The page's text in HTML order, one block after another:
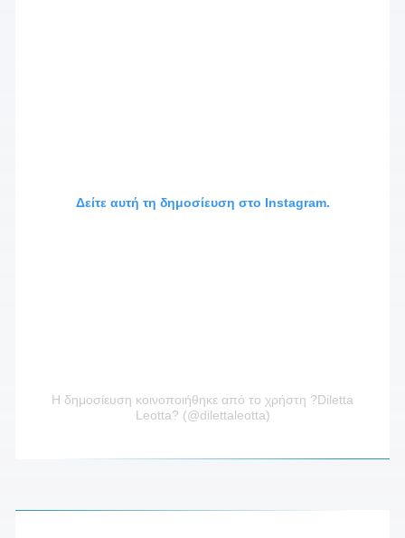
Δείτε αυτή τη δημοσίευση στο Instagram.
Η δημοσίευση κοινοποιήθηκε από το χρήστη ?Diletta
Leotta? (@dilettaleotta)